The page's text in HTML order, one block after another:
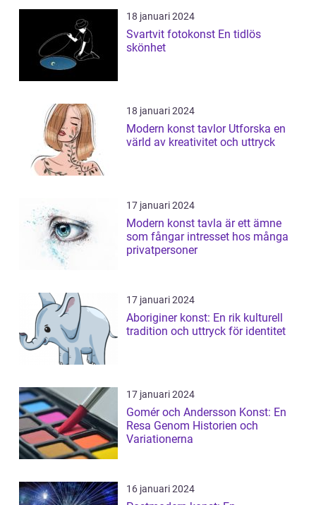
18 januari 2024
Svartvit fotokonst En tidlös
skönhet
18 januari 2024
Modern konst tavlor Utforska en
värld av kreativitet och uttryck
17 januari 2024
Modern konst tavla är ett ämne
som fångar intresset hos många
privatpersoner
17 januari 2024
Aboriginer konst: En rik kulturell
tradition och uttryck för identitet
17 januari 2024
Gomér och Andersson Konst: En
Resa Genom Historien och
Variationerna
16 januari 2024